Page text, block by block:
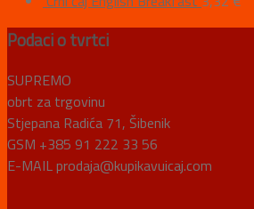
Podaci o tvrtci
SUPREMO
obrt za trgovinu
Stjepana Radića 71, Šibenik
GSM +385 91 222 33 56
E-MAIL prodaja@kupikavuicaj.com